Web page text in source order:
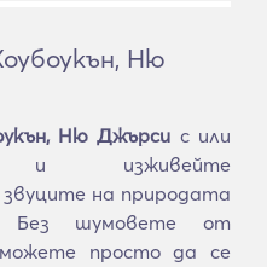
Ню
Ню Джърси с или
изживейте
на природата
Без шумовете от
просто да се